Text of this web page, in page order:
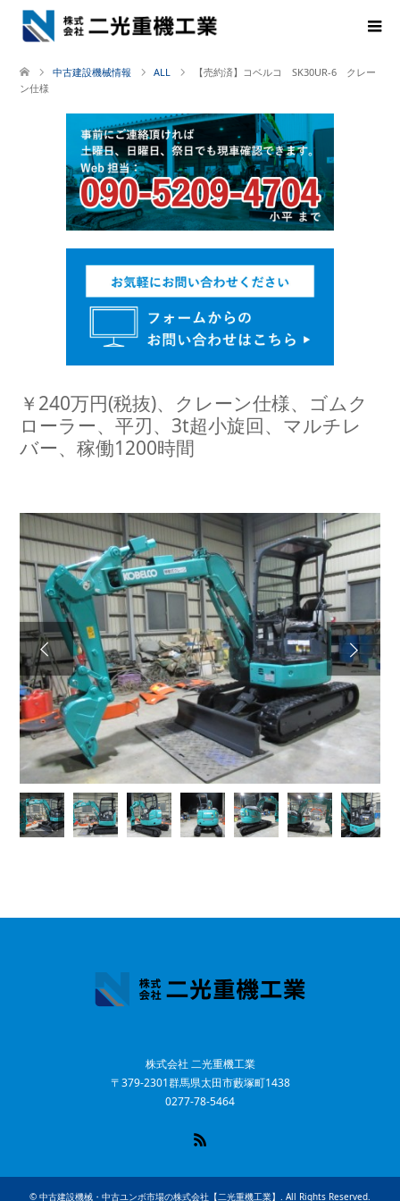
中古建設機械情報 ALL
【売約済】コベルコ SK30UR-6 クレー
ン仕様
￥240万円(税抜)、クレーン仕様、ゴムク
ローラー、平刃、3t超小旋回、マルチレ
バー、稼働1200時間
Next
株式会社 二光重機工業
〒379-2301群馬県太田市藪塚町1438
0277-78-5464
© 中古建設機械・中古ユンボ市場の株式会社【二光重機工業】 . All Rights Reserved.